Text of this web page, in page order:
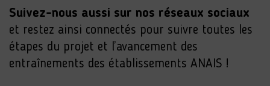
Suivez-nous aussi sur nos réseaux sociaux
et restez ainsi connectés pour suivre toutes les
étapes du projet et l’avancement des
entraînements des établissements ANAIS !